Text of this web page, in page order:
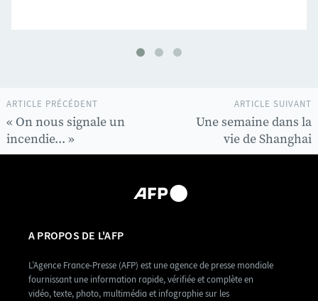
ARTICLE SUIVANT
Une semaine dans la
vie de Shanghai
ARTICLE PRÉCÉDENT
« On nous signale un
incendie... »
A PROPOS DE L'AFP
L’Agence France-Presse (AFP) est une agence de presse mondiale
fournissant une information rapide, vérifiée et complète en
vidéo, texte, photo, multimédia et infographie sur les